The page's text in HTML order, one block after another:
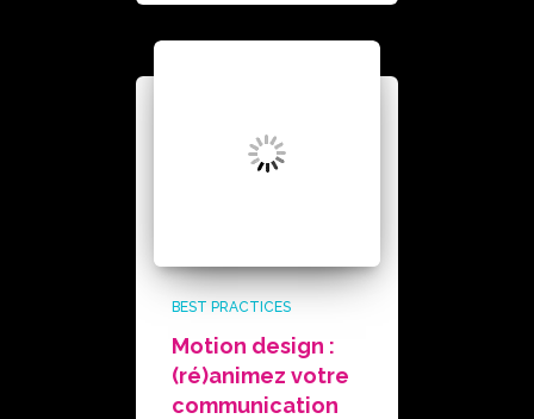
BEST PRACTICES
Motion design :
(ré)animez votre
communication